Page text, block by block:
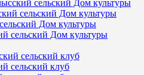
сельский Дом культуры
сельский Дом культуры
Дом культуры
сельский Дом культуры
сельский клуб
сельский клуб